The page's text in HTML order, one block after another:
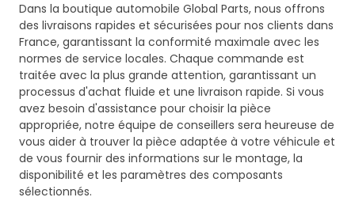
Dans la boutique automobile Global Parts, nous offrons
des livraisons rapides et sécurisées pour nos clients dans
France, garantissant la conformité maximale avec les
normes de service locales. Chaque commande est
traitée avec la plus grande attention, garantissant un
processus d'achat fluide et une livraison rapide. Si vous
avez besoin d'assistance pour choisir la pièce
appropriée, notre équipe de conseillers sera heureuse de
vous aider à trouver la pièce adaptée à votre véhicule et
de vous fournir des informations sur le montage, la
disponibilité et les paramètres des composants
sélectionnés.